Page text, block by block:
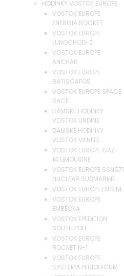
HODINKY VOSTOK EUROPE
VOSTOK EUROPE
ENERGIA ROCKET
VOSTOK EUROPE
LUNOCHOD-2
VOSTOK EUROPE
ANCHAR
VOSTOK EUROPE
BATISCAFOS
VOSTOK EUROPE SPACE
RACE
DÁMSKÉ HODINKY
VOSTOK UNDINE
DÁMSKÉ HODINKY
VOSTOK VILNELE
VOSTOK EUROPE GAZ-
14 LIMOUSINE
VOSTOK EUROPE SSN571
NUCLEAR SUBMARINE
VOSTOK EUROPE ENGINE
VOSTOK EUROPE
EMBÉČKA
VOSTOK EPEDITION
SOUTH POLE
VOSTOK EUROPE
ROCKET N-1
VOSTOK EUROPE
SYSTEMA PERIODICUM